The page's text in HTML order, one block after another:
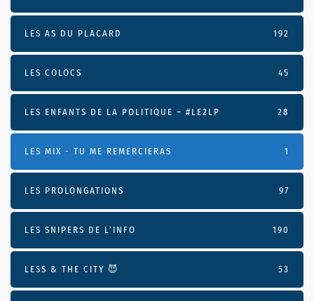
LES AS DU PLACARD 192
LES COLOCS 45
LES ENFANTS DE LA POLITIQUE – #LE2LP 28
LES MIX - TU ME REMERCIERAS 1
LES PROLONGATIONS 97
LES SNIPERS DE L’INFO 190
LESS & THE CITY 😈 53